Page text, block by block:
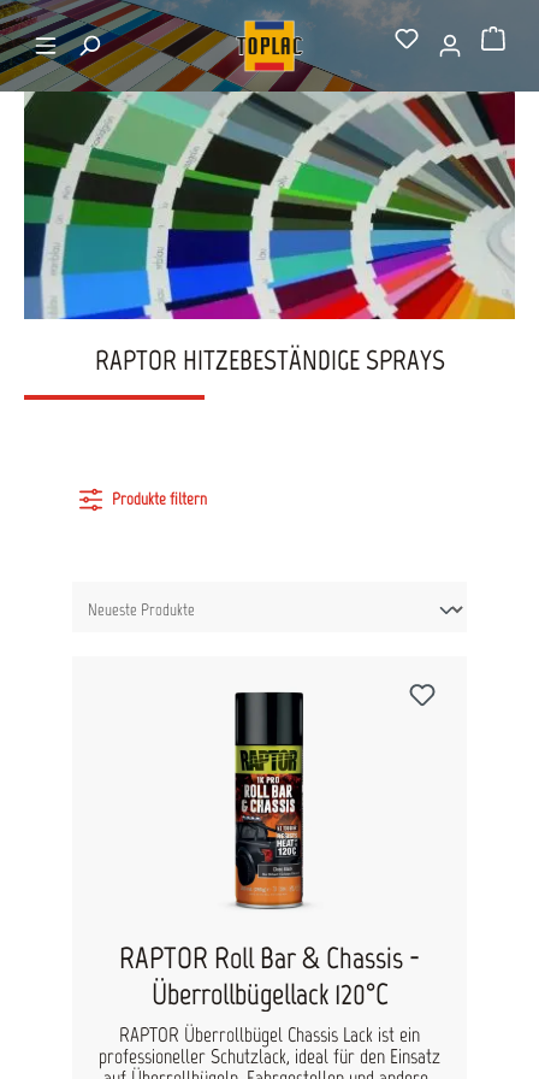
springenStartseite Raptor hitzebeständige Sprays
RAPTOR HITZEBESTÄNDIGE SPRAYS
Produkte filtern
RAPTOR Roll Bar & Chassis -
Überrollbügellack 120°C
RAPTOR Überrollbügel Chassis Lack ist ein
professioneller Schutzlack, ideal für den Einsatz